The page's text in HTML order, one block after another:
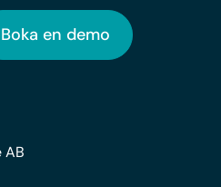
Boka en demo
AB